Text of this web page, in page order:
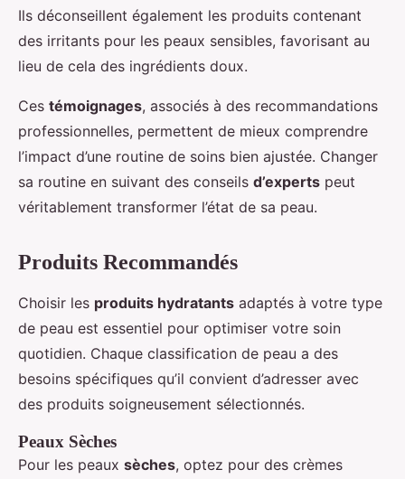
Ils déconseillent également les produits contenant
des irritants pour les peaux sensibles, favorisant au
lieu de cela des ingrédients doux.
Ces témoignages, associés à des recommandations
professionnelles, permettent de mieux comprendre
l’impact d’une routine de soins bien ajustée. Changer
sa routine en suivant des conseils d’experts peut
véritablement transformer l’état de sa peau.
Produits Recommandés
Choisir les produits hydratants adaptés à votre type
de peau est essentiel pour optimiser votre soin
quotidien. Chaque classification de peau a des
besoins spécifiques qu’il convient d’adresser avec
des produits soigneusement sélectionnés.
Peaux Sèches
Pour les peaux sèches, optez pour des crèmes